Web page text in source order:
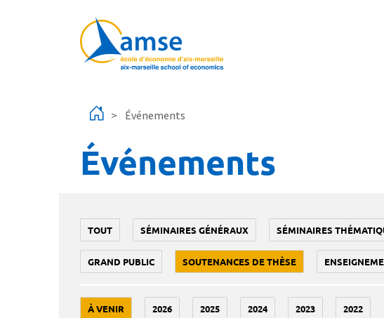
Événements
Événements
TOUT SÉMINAIRES GÉNÉRAUX SÉMINAIRES
GRAND PUBLIC SOUTENANCES DE THÈSE
À VENIR 2026 2025 2024 2023 2022